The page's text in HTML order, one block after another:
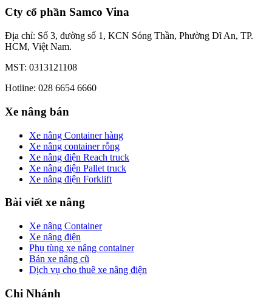
Cty cổ phần Samco Vina
Địa chỉ: Số 3, đường số 1, KCN Sóng Thần, Phường Dĩ An, TP.
HCM, Việt Nam.
MST: 0313121108
Hotline: 028 6654 6660
Xe nâng bán
Xe nâng Container hàng
Xe nâng container rỗng
Xe nâng điện Reach truck
Xe nâng điện Pallet truck
Xe nâng điện Forklift
Bài viết xe nâng
Xe nâng Container
Xe nâng điện
Phụ tùng xe nâng container
Bán xe nâng cũ
Dịch vụ cho thuê xe nâng điện
Chi Nhánh